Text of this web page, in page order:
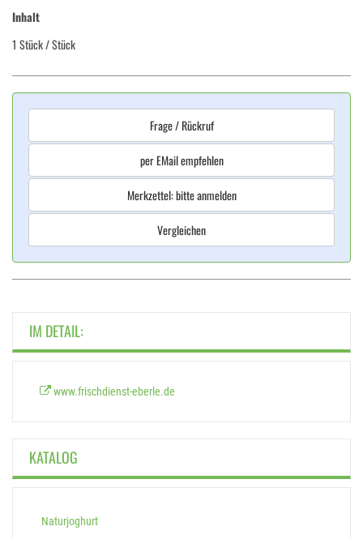
Inhalt
1 Stück/ Stück
Frage / Rückruf
per EMail empfehlen
Merkzettel: bitte anmelden
Vergleichen
IM DETAIL:
www.frischdienst-eberle.de
KATALOG
Naturjoghurt